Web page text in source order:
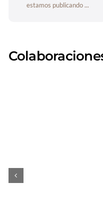
estamos publicando ...